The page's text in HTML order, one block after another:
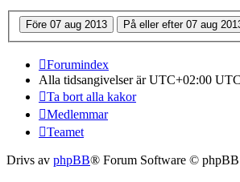
Forumindex
Alla tidsangivelser är UTC+02:00
Ta bort alla kakor
Medlemmar
Teamet
Drivs av phpBB® Forum Software ©